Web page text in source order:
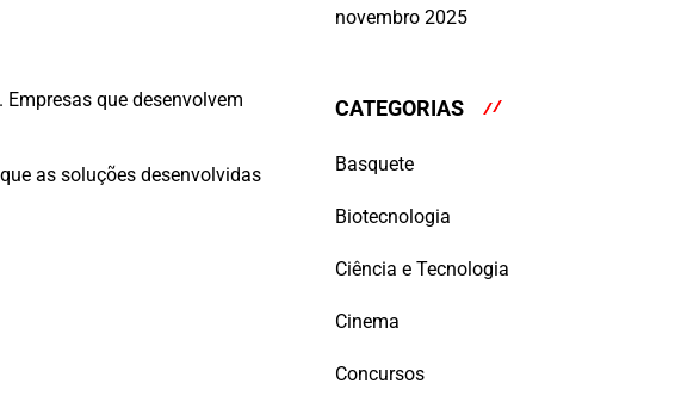
que desenvolvem
as soluções desenvolvidas
novembro 2025
CATEGORIAS
Basquete
Biotecnologia
Ciência e Tecnologia
Cinema
Concursos